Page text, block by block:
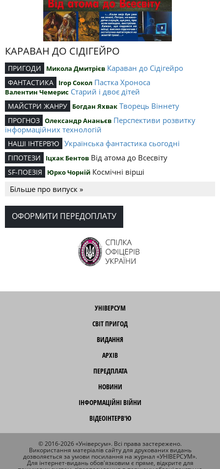
КАРАВАН ДО СІДІГЕЙРО
ПРИГОДИ Микола Дмитрієв Караван до Сідігейро
ФАНТАСТИКА Ігор Сокол Пастка Хроноса
Валентин Чемерис Старий і двоє дітей
МАЙСТРИ ЖАНРУ Богдан Яхвак Творець Віннету
ПРОГНОЗ Олександр Ананьєв Перспективи розвитку
інформаційних технологій
НАШІ ІНТЕРВ’Ю Українська фантастика сьогодні
ГІПОТЕЗИ Іцхак Бентов Від атома до Всесвіту
SF-ПОЕЗІЯ Юрко Чорній Космічні вірші
Більше про випуск »
ОФОРМИТИ ПЕРЕДОПЛАТУ
УНІВЕРСУМ
СВІТ ПРИГОД
ВИДАННЯ
АРХІВ
ПЕРЕДПЛАТА
НОВИНИ
ІНФОРМАЦІЙНІ ВІЙНИ
ВІДЕОІНТЕРВ'Ю
© 2016-2026 «Універсум». Всі права застережено.
Використання матеріалів сайту для друкованих видань
дозволяється за умови посилання на журнал «УНІВЕРСУМ».
Для інтернет-видань обов'язковим є пряме, відкрите для